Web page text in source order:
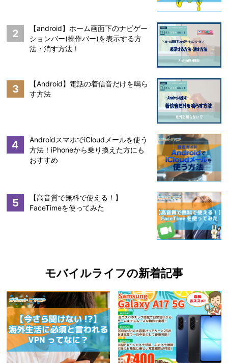
2
【android】ホーム画面下のナビゲー
ションバー(操作バー)を表示する方
法・消す方法！
3
【Android】電話の着信音だけを鳴ら
す方法
4
AndroidスマホでiCloudメールを使う
方法！iPhoneから乗り換えた方にも
おすすめ
5
【高音質で無料で使える！】
FaceTimeを使ってみた
モバイルライフの新着記事